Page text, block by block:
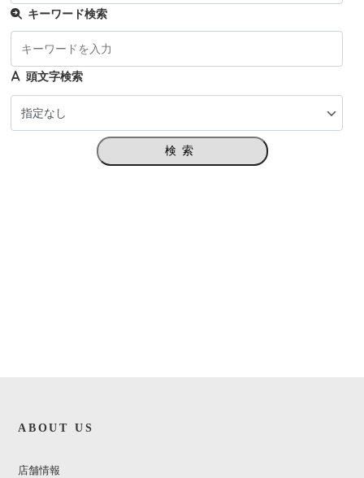
キーワード検索
頭文字検索
検索
ABOUT US
店舗情報